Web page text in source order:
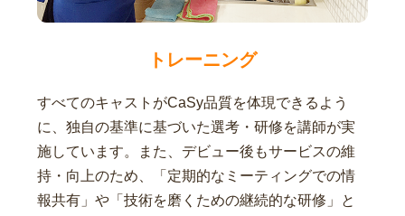
トレーニング
すべてのキャストがCaSy品質を体現できるよう
に、独自の基準に基づいた選考・研修を講師が実
施しています。また、デビュー後もサービスの維
持・向上のため、「定期的なミーティングでの情
報共有」や「技術を磨くための継続的な研修」と